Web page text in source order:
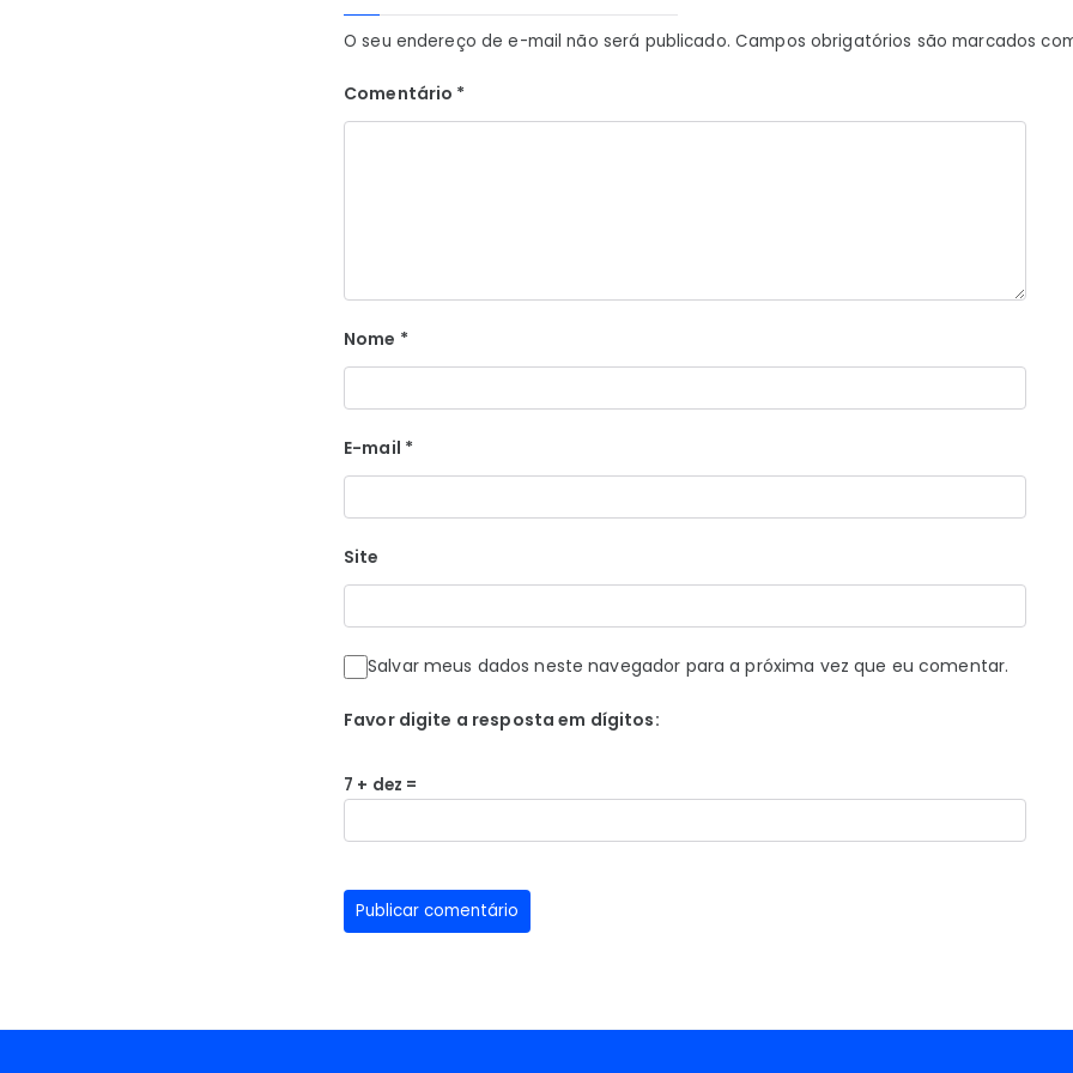
O seu endereço de e-mail não será publicado. Campos obrigatórios são marcados
Comentário *
Nome *
E-mail *
Site
Salvar meus dados neste navegador para a próxima vez que eu comentar.
Favor digite a resposta em dígitos:
7 + dez =